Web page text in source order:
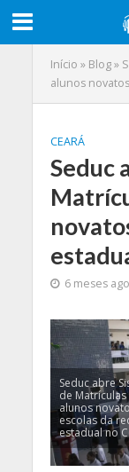
Início » Blog»
alunos
CEARÁ
Seduc
6 meses ago
Seduc abre
de
alunos
escolas da
estadual no